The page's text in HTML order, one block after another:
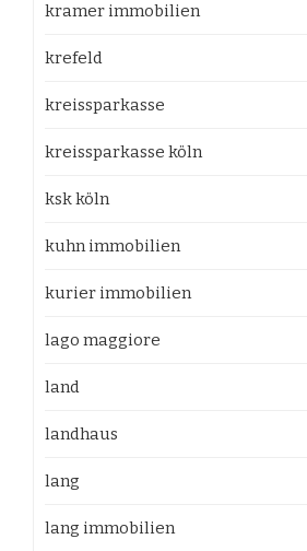
kramer immobilien
krefeld
kreissparkasse
kreissparkasse köln
ksk köln
kuhn immobilien
kurier immobilien
lago maggiore
land
landhaus
lang
lang immobilien